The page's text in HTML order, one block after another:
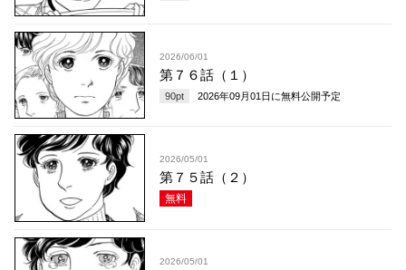
2026/06/01
第７６話（１）
90pt 2026年09月01日 に無料公開予定
2026/05/01
第７５話（２）
無料
2026/05/01